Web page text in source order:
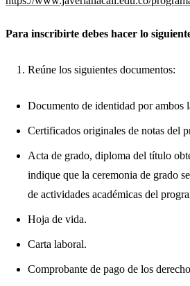
Para inscribirte debes hacer lo
Reúne los siguientes documentos:
Documento de identidad por ambos
Certificados originales de notas del
Acta de grado, diploma del título
indique que la ceremonia de grado
de actividades académicas del
Hoja de vida.
Carta laboral.
Comprobante de pago de los